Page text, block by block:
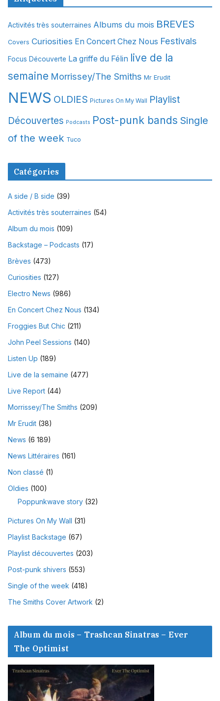
v
e
Activités très souterraines Albums du mois BREVES
Covers Curiosities En Concert Chez Nous Festivals
Focus Découverte La griffe du Félin live de la
semaine Morrissey/The Smiths Mr Erudit
NEWS OLDIES Pictures On My Wall Playlist
Découvertes Podcasts Post-punk bands Single
of the week Tuco
Catégories
A side / B side (39)
Activités très souterraines (54)
Album du mois (109)
Backstage – Podcasts (17)
Brèves (473)
Curiosities (127)
Electro News (986)
En Concert Chez Nous (134)
Froggies But Chic (211)
John Peel Sessions (140)
Listen Up (189)
Live de la semaine (477)
Live Report (44)
Morrissey/The Smiths (209)
Mr Erudit (38)
News (6 189)
News Littéraires (161)
Non classé (1)
Oldies (100)
Poppunkwave story (32)
Pictures On My Wall (31)
Playlist Backstage (67)
Playlist découvertes (203)
Post-punk shivers (553)
Single of the week (418)
The Smiths Cover Artwork (2)
Album du mois – Trashcan Sinatras – Ever
The Optimist